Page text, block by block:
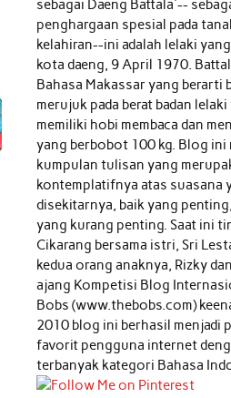
sebagai Daeng Battala'--
penghargaan spesial pada
kelahiran--ini adalah lelaki
kota daeng, 9 April 1970.
Bahasa Makassar yang berarti
merujuk pada berat badan lelaki
memiliki hobi membaca dan
yang berbobot 100 kg. Blog ini
kumpulan tulisan yang
kontemplatifnya atas suasana
disekitarnya, baik yang
yang kurang penting. Saat ini
Cikarang bersama istri, Sri
kedua orang anaknya, Rizky
ajang Kompetisi Blog
Bobs (www.thebobs.com)
2010 blog ini berhasil menjadi
favorit pengguna internet
terbanyak kategori Bahasa